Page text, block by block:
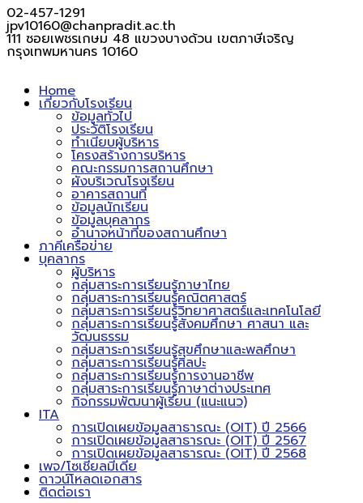
02-457-1291
jpv10160@chanpradit.ac.th
111 ซอยเพชรเกษม 48 แขวงบางด้วน เขตภาษีเจริญ
กรุงเทพมหานคร 10160
Home
เกี่ยวกับโรงเรียน
ข้อมูลทั่วไป
ประวัติโรงเรียน
ทำเนียบผู้บริหาร
โครงสร้างการบริหาร
คณะกรรมการสถานศึกษา
ผังบริเวณโรงเรียน
อาคารสถานที่
ข้อมูลนักเรียน
ข้อมูลบุคลากร
อำนาจหน้าที่ของสถานศึกษา
ภาคีเครือข่าย
บุคลากร
ผู้บริหาร
กลุ่มสาระการเรียนรู้ภาษาไทย
กลุ่มสาระการเรียนรู้คณิตศาสตร์
กลุ่มสาระการเรียนรู้วิทยาศาสตร์และเทคโนโลยี
กลุ่มสาระการเรียนรู้สังคมศึกษา ศาสนา และ
วัฒนธรรม
กลุ่มสาระการเรียนรู้สุขศึกษาและพลศึกษา
กลุ่มสาระการเรียนรู้ศิลปะ
กลุ่มสาระการเรียนรู้การงานอาชีพ
กลุ่มสาระการเรียนรู้ภาษาต่างประเทศ
กิจกรรมพัฒนาผู้เรียน (แนะแนว)
ITA
การเปิดเผยข้อมูลสาธารณะ (OIT) ปี 2566
การเปิดเผยข้อมูลสาธารณะ (OIT) ปี 2567
การเปิดเผยข้อมูลสาธารณะ (OIT) ปี 2568
เพจ/โซเชียลมีเดีย
ดาวน์โหลดเอกสาร
ติดต่อเรา